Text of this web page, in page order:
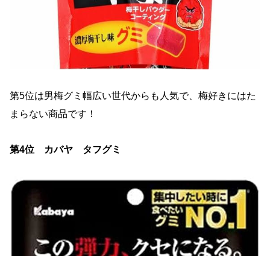
第5位は男梅グミ幅広い世代からも人気で、梅好きにはた
まらない商品です！
第4位 カバヤ タフグミ